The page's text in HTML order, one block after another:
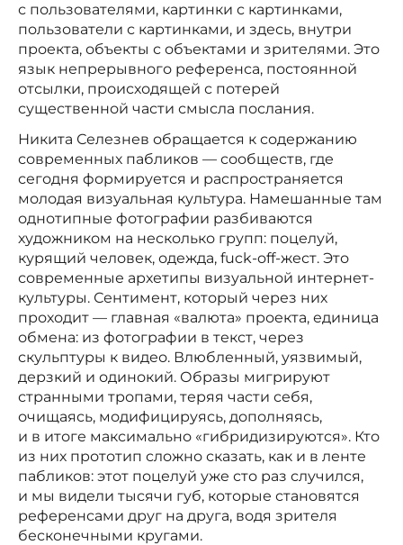
с пользователями, картинки с картинками,
пользователи с картинками, и здесь, внутри
проекта, объекты с объектами и зрителями. Это
язык непрерывного референса, постоянной
отсылки, происходящей с потерей
существенной части смысла послания.
Никита Селезнев обращается к содержанию
современных пабликов — сообществ, где
сегодня формируется и распространяется
молодая визуальная культура. Намешанные там
однотипные фотографии разбиваются
художником на несколько групп: поцелуй,
курящий человек, одежда, fuck-off-жест. Это
современные архетипы визуальной интернет-
культуры. Сентимент, который через них
проходит — главная «валюта» проекта, единица
обмена: из фотографии в текст, через
скульптуры к видео. Влюбленный, уязвимый,
дерзкий и одинокий. Образы мигрируют
странными тропами, теряя части себя,
очищаясь, модифицируясь, дополняясь,
и в итоге максимально «гибридизируются». Кто
из них прототип сложно сказать, как и в ленте
пабликов: этот поцелуй уже сто раз случился,
и мы видели тысячи губ, которые становятся
референсами друг на друга, водя зрителя
бесконечными кругами.